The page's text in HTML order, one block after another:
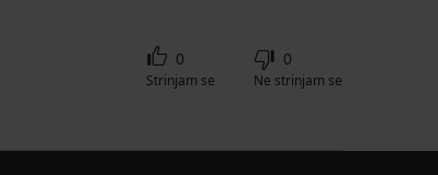
0
Strinjam se
0
Ne strinjam se